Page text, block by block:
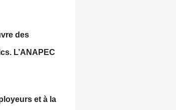
des
L’ANAPEC
et à la